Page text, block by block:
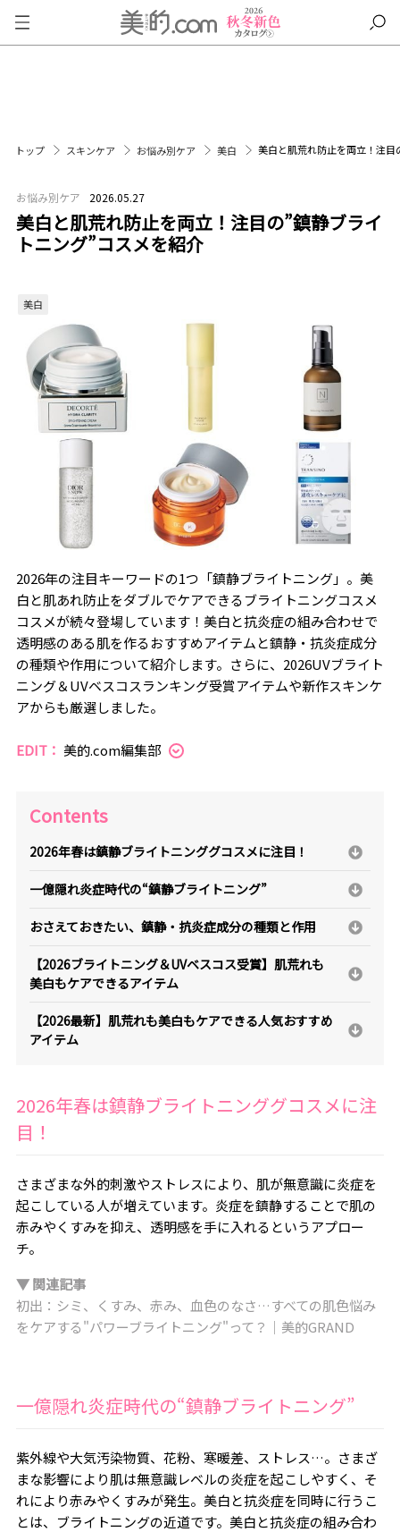
トップ スキンケア お悩み別ケア 美白 美白と肌荒れ防止を両立！注
お悩み別ケア 2026.05.27
美白と肌荒れ防止を両立！注目の”鎮静ブライ
トニング”コスメを紹介
美白
2026年の注目キーワードの1つ「鎮静ブライトニング」。美
白と肌あれ防止をダブルでケアできるブライトニングコスメ
コスメが続々登場しています！美白と抗炎症の組み合わせで
透明感のある肌を作るおすすめアイテムと鎮静・抗炎症成分
の種類や作用について紹介します。さらに、2026UVブライト
ニング＆UVベスコスランキング受賞アイテムや新作スキンケ
アからも厳選しました。
EDIT： 美的.com編集部
Contents
2026年春は鎮静ブライトニンググコスメに注目！
一億隠れ炎症時代の“鎮静ブライトニング”
おさえておきたい、鎮静・抗炎症成分の種類と作用
【2026ブライトニング＆UVベスコス受賞】肌荒れも
美白もケアできるアイテム
【2026最新】肌荒れも美白もケアできる人気おすすめ
アイテム
2026年春は鎮静ブライトニンググコスメに注
目！
さまざまな外的刺激やストレスにより、肌が無意識に炎症を
起こしている人が増えています。炎症を鎮静することで肌の
赤みやくすみを抑え、透明感を手に入れるというアプロー
チ。
▼ 関連記事
初出：シミ、くすみ、赤み、血色のなさ…すべての肌色悩み
をケアする"パワーブライトニング"って？｜美的GRAND
一億隠れ炎症時代の“鎮静ブライトニング”
紫外線や大気汚染物質、花粉、寒暖差、ストレス…。さまざ
まな影響により肌は無意識レベルの炎症を起こしやすく、そ
れにより赤みやくすみが発生。美白と抗炎症を同時に行うこ
とは、ブライトニングの近道です。美白と抗炎症の組み合わ